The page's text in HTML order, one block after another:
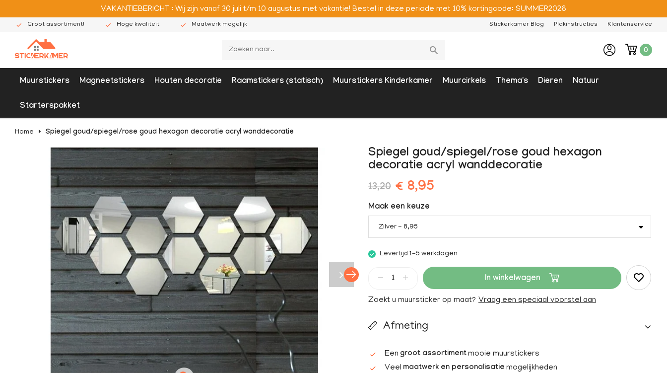
VAKANTIEBERICHT : Wij zijn vanaf 30 juli t/m 10 augustus met vakantie! Bestel in deze periode met 10% kortingcode: SUMMER2026
Groot assortiment! Hoge kwaliteit Maatwerk mogelijk Stickerkamer Blog Plakinstructies Klantenservice
0
Muurstickers Magneetstickers Houten decoratie Raamstickers (statisch) Muurstickers Kinderkamer Muurcirkels Thema's Dieren Natuur
Starterspakket
Home Spiegel goud/spiegel/rose goud hexagon decoratie acryl wanddecoratie
Spiegel goud/spiegel/rose goud hexagon
decoratie acryl wanddecoratie
13,20 € 8,95
Maak een keuze
Zilver - 8,95
Levertijd 1-5 werkdagen
In winkelwagen
Zoekt u muursticker op maat? Vraag een speciaal voorstel aan
Afmeting
Een groot assortimentmooie muurstickers
Veel maatwerk en personalisatie mogelijkheden